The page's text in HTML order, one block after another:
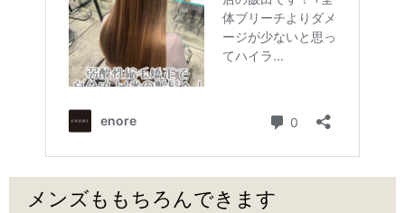
メンズももちろんできます